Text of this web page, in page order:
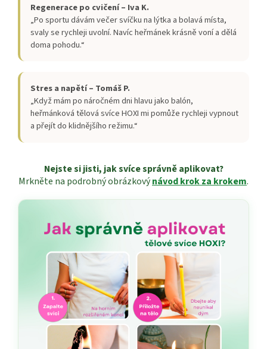
Regenerace po cvičení – Iva K.
„Po sportu dávám večer svíčku na lýtka a bolavá místa,
svaly se rychleji uvolní. Navíc heřmánek krásně voní a dělá
doma pohodu.“
Stres a napětí – Tomáš P.
„Když mám po náročném dni hlavu jako balón,
heřmánková tělová svíce HOXI mi pomůže rychleji vypnout
a přejít do klidnějšího režimu.“
Nejste si jisti, jak svíce správně aplikovat?
Mrkněte na podrobný obrázkovýnávod krok za krokem.